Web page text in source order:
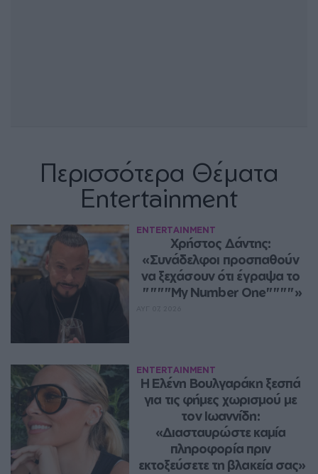
Περισσότερα Θέματα
Entertainment
ENTERTAINMENT
Χρήστος Δάντης:
«Συνάδελφοι προσπαθούν
να ξεχάσουν ότι έγραψα το
""""My Number One""""»
ENTERTAINMENT
Η Ελένη Βουλγαράκη ξεσπά
για τις φήμες χωρισμού με
τον Ιωαννίδη:
«Διασταυρώστε καμία
πληροφορία πριν
εκτοξεύσετε τη βλακεία σας»